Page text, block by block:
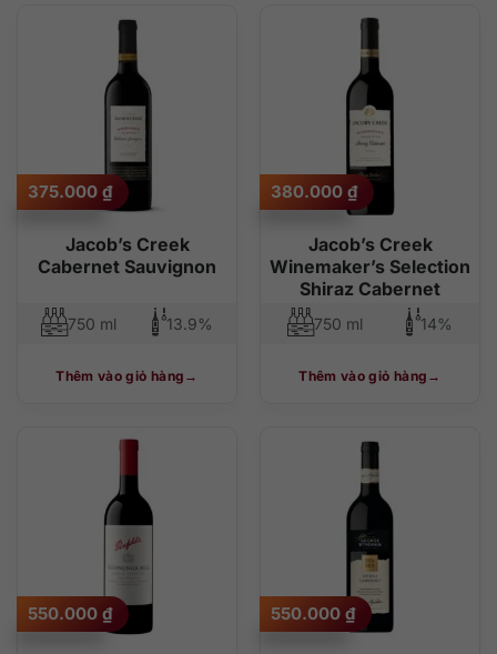
Jacob’s Creek
Cabernet Sauvignon
375.000 ₫
750 ml 13.9%
Thêm vào giỏ hàng
Jacob’s Creek
Winemaker’s Selection
Shiraz Cabernet
380.000 ₫
750 ml 14%
Thêm vào giỏ hàng
550.000 ₫ 550.000 ₫